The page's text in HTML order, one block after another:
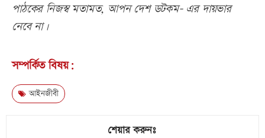
পাঠকের নিজস্ব মতামত, আপন দেশ ডটকম- এর দায়ভার
নেবে না।
সম্পর্কিত বিষয়:
আইনজীবী
শেয়ার করুনঃ